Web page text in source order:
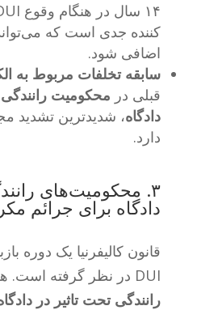
کننده جدی است که
اضافی شود.
سابقه تخلفات مربوط به
قبلی در محکومیت‌ رانندگی
دادگاه، شدیدترین تشدید
دارد.
۳. محکومیت‌های
دادگاه برای جرائم
DUI در نظر گرفته است. هرگونه
رانندگی تحت تاثیر در